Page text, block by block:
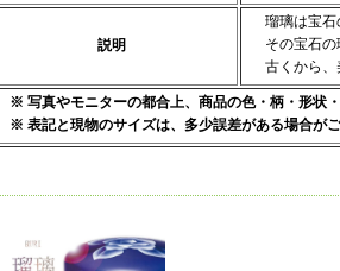
説明
瑠璃は宝石
その宝石の
古くから、
※ 写真やモニターの都合上、商品の色・柄・形状
※ 表記と現物のサイズは、多少誤差がある場合がご